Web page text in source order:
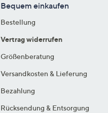
Bequem einkaufen
Bestellung
Vertrag widerrufen
Größenberatung
Versandkosten & Lieferung
Bezahlung
Rücksendung & Entsorgung